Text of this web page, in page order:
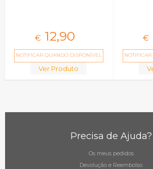
€ 12,90
NOTIFICAR QUANDO DISPONÍVEL
Ver Produto
€
Precisa de Ajuda?
Os meus pedidos
Devolução e Reembolso